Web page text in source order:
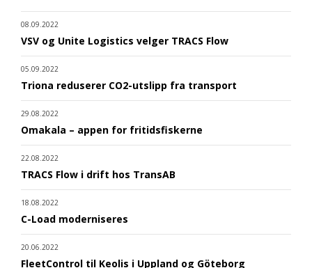
08.09.2022
VSV og Unite Logistics velger TRACS Flow
05.09.2022
Triona reduserer CO2-utslipp fra transport
29.08.2022
Omakala – appen for fritidsfiskerne
22.08.2022
TRACS Flow i drift hos TransAB
18.08.2022
C-Load moderniseres
20.06.2022
FleetControl til Keolis i Uppland og Göteborg